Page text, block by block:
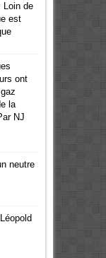
Loin de
est
ont
la
NJ
neutre